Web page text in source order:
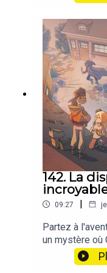
142. La
09:27 |
Partez à
un mystère
partout, sans
de la